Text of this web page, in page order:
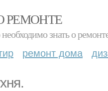
РЕМОНТЕ
знать о
ремонт дома